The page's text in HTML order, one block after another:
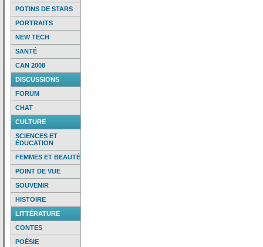
POTINS DE STARS
PORTRAITS
NEW TECH
SANTÉ
CAN 2008
DISCUSSIONS
FORUM
CHAT
CULTURE
SCIENCES ET
ÉDUCATION
FEMMES ET BEAUTÉ
POINT DE VUE
SOUVENIR
HISTOIRE
LITTÉRATURE
CONTES
POÉSIE